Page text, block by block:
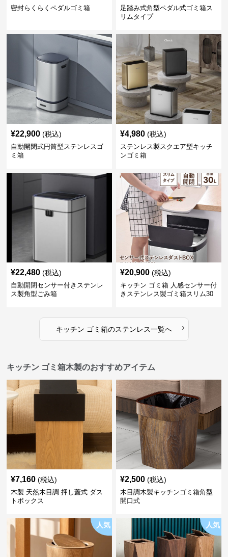
密封らくらくペダルゴミ箱
足踏み式角型ペダル式ゴミ箱ス
リムタイプ
¥22,900 (税込)
自動開閉式円筒型ステンレスゴ
ミ箱
¥4,980 (税込)
ステンレス製スクエア型キッチ
ンゴミ箱
¥22,480 (税込)
自動開閉センサー付きステンレ
ス製角型ごみ箱
¥20,900 (税込)
キッチン ゴミ箱 人感センサー付
きステンレス製ゴミ箱スリム30
キッチン ゴミ箱のステンレス一覧へ ›
キッチン ゴミ箱木製のおすすめアイテム
¥7,160 (税込)
木製 天然木目調 押し蓋式 ダス
トボックス
¥2,500 (税込)
木目調木製キッチンゴミ箱角型
開口式
人気 人気